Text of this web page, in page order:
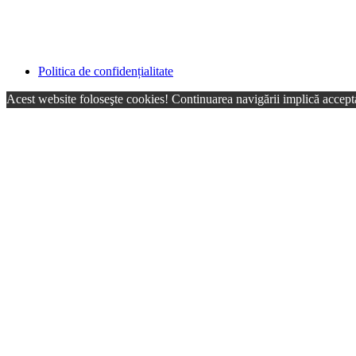
Politica de confidențialitate
Acest website foloseşte cookies! Continuarea navigării implică